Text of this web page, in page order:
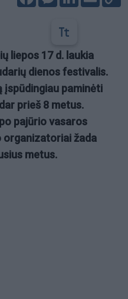
liepos 17 d. laukia
dienos festivalis.
įspūdingiau paminėti
prieš 8 metus.
pajūrio vasaros
žada
metus.